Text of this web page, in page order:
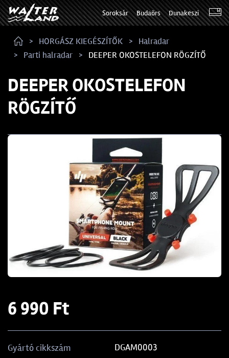
Soroksár Budaörs Dunakeszi
HORGÁSZ KIEGÉSZÍTŐK
Halradar
Parti halradar
DEEPER OKOSTELEFON RÖGZÍTŐ
DEEPER OKOSTELEFON
RÖGZÍTŐ
6 990 Ft
Gyártó cikkszám
DGAM0003